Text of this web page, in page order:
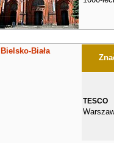
Bielsko-Biała
TESCO